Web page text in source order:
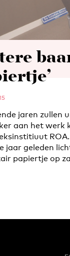
jaren zullen
aan het werk
jaar geleden
papiertje op